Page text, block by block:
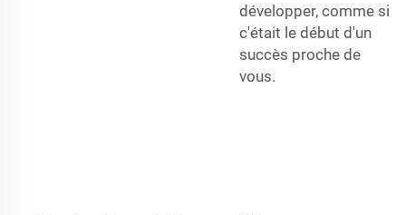
développer, comme si
c'était le début d'un
succès proche de
vous.